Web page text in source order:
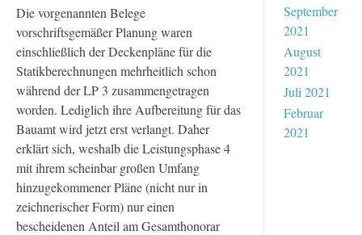
Die vorgenannten Belege
vorschriftsgemäßer Planung waren
einschließlich der Deckenpläne für die
Statikberechnungen mehrheitlich schon
während der LP 3 zusammengetragen
worden. Lediglich ihre Aufbereitung für das
Bauamt wird jetzt erst verlangt. Daher
erklärt sich, weshalb die Leistungsphase 4
mit ihrem scheinbar großen Umfang
hinzugekommener Pläne (nicht nur in
zeichnerischer Form) nur einen
bescheidenen Anteil am Gesamthonorar
September
2021
August
2021
Juli 2021
Februar
2021